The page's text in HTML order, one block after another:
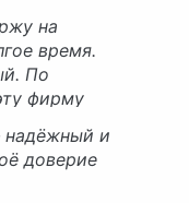
на
время.
По
фирму
надёжный и
доверие